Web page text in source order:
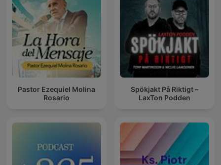
Pastor Ezequiel Molina
Rosario
Spökjakt På Riktigt –
LaxTon Podden